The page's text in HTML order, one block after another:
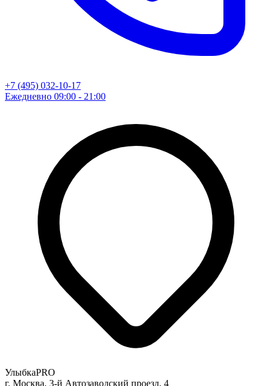
+7 (495) 032-10-17
Ежедневно 09:00 - 21:00
УлыбкаPRO
г. Москва, 3-й Автозаводский проезд, 4